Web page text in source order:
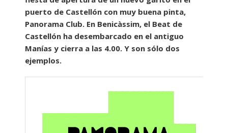
puerto de Castellón con muy buena pinta,
Panorama Club. En Benicàssim, el Beat de
Castellón ha desembarcado en el antiguo
Manías y cierra a las 4.00. Y son sólo dos
ejemplos.